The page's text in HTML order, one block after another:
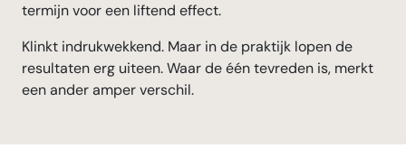
termijn voor een liftend effect.
Klinkt indrukwekkend. Maar in de praktijk lopen de
resultaten erg uiteen. Waar de één tevreden is, merkt
een ander amper verschil.